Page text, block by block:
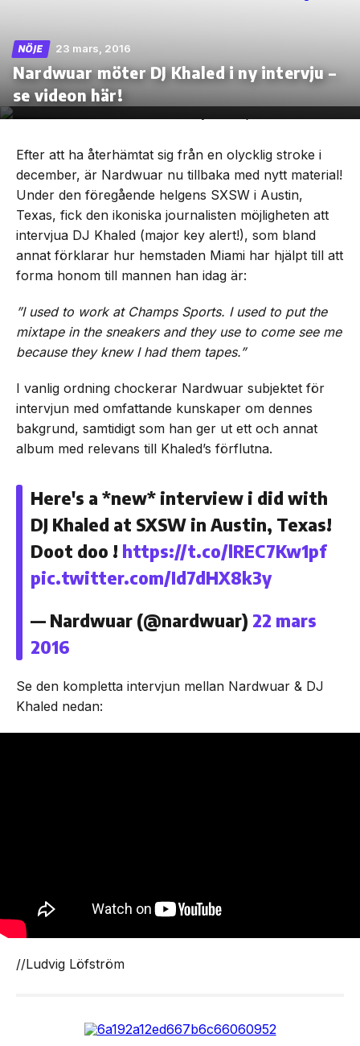
the
NÖJE 23 mars, 2016
Nardwuar möter DJ Khaled i ny intervju –
se videon här!
Efter att ha återhämtat sig från en olycklig stroke i
december, är Nardwuar nu tillbaka med nytt material!
Under den föregående helgens SXSW i Austin,
Texas, fick den ikoniska journalisten möjligheten att
intervjua DJ Khaled (major key alert!), som bland
annat förklarar hur hemstaden Miami har hjälpt till att
forma honom till mannen han idag är:
”I used to work at Champs Sports. I used to put the
mixtape in the sneakers and they use to come see me
because they knew I had them tapes.”
I vanlig ordning chockerar Nardwuar subjektet för
intervjun med omfattande kunskaper om dennes
bakgrund, samtidigt som han ger ut ett och annat
album med relevans till Khaled’s förflutna.
Here's a *new* interview i did with
DJ Khaled at SXSW in Austin, Texas!
Doot doo ! https://t.co/lREC7Kw1pf
pic.twitter.com/Id7dHX8k3y
— Nardwuar (@nardwuar) 22 mars
2016
Se den kompletta intervjun mellan Nardwuar & DJ
Khaled nedan:
//Ludvig Löfström